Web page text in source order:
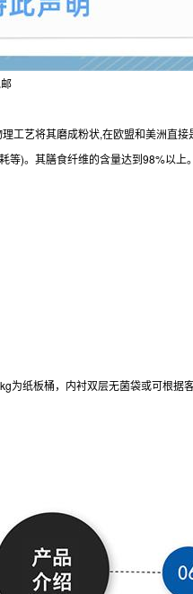
工艺将其磨成粉状,在欧盟和美洲直
)。其膳食纤维的含量达到98%以上。
为纸板桶，内衬双层无菌袋或可根据客